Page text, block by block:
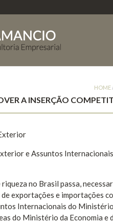
HOME
A INSERÇÃO
e Assuntos
no Brasil passa,
exportações e importações
Internacionais do
do Ministério da Economia